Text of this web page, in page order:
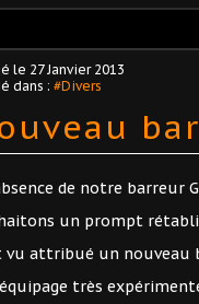
le 27 Janvier 2013
dans : #Divers
de notre barreur
un prompt
vu attribué un nouveau
très